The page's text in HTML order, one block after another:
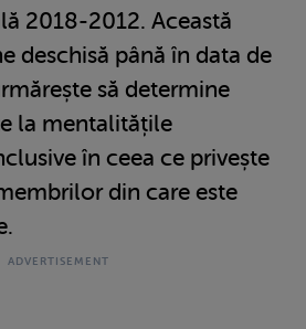
2018-2012. Această
deschisă până în data de
să determine
la mentalitățile
în ceea ce privește
din care este